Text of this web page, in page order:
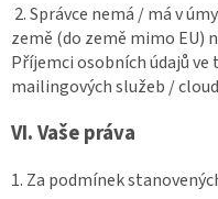
2. Správce nemá / má v
země (do země mimo EU)
Příjemci osobních údajů
mailingových služeb /
VI.Vaše práva
1. Za podmínek